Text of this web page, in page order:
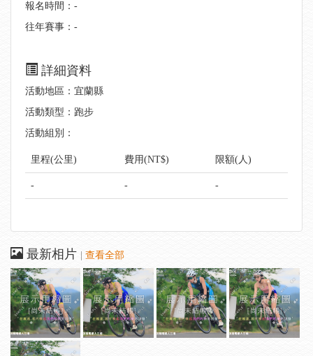
報名時間：-
往年賽事：-
詳細資料
活動地區：宜蘭縣
活動類型：跑步
活動組別：
里程(公里) 費用(NT$) 限額(人)
- - -
最新相片 查看全部